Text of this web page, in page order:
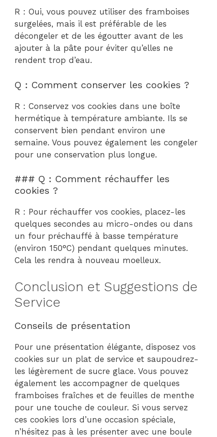
R : Oui, vous pouvez utiliser des framboises
surgelées, mais il est préférable de les
décongeler et de les égoutter avant de les
ajouter à la pâte pour éviter qu’elles ne
rendent trop d’eau.
Q : Comment conserver les cookies ?
R : Conservez vos cookies dans une boîte
hermétique à température ambiante. Ils se
conservent bien pendant environ une
semaine. Vous pouvez également les congeler
pour une conservation plus longue.
### Q : Comment réchauffer les
cookies ?
R : Pour réchauffer vos cookies, placez-les
quelques secondes au micro-ondes ou dans
un four préchauffé à basse température
(environ 150°C) pendant quelques minutes.
Cela les rendra à nouveau moelleux.
Conclusion et Suggestions de
Service
Conseils de présentation
Pour une présentation élégante, disposez vos
cookies sur un plat de service et saupoudrez-
les légèrement de sucre glace. Vous pouvez
également les accompagner de quelques
framboises fraîches et de feuilles de menthe
pour une touche de couleur. Si vous servez
ces cookies lors d’une occasion spéciale,
n’hésitez pas à les présenter avec une boule